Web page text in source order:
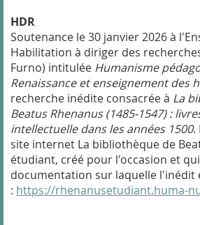
HDR
Soutenance le 30 janvier 2026 à
Habilitation à diriger des
Furno) intitulée Humanisme
Renaissance et enseignement des
recherche inédite consacrée à La
Beatus Rhenanus (1485-1547) :
intellectuelle dans les années 1500.
site internet La bibliothèque de
étudiant, créé pour l'occasion et
documentation sur laquelle l'inédit
: https://rhenanusetudiant.huma-